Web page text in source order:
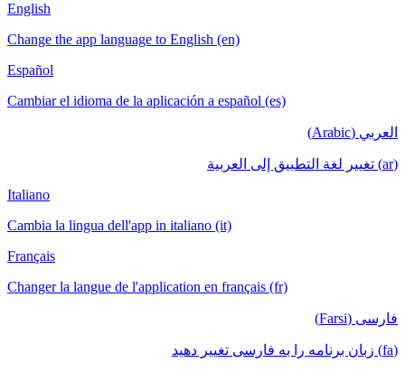
English
Change the app language to English (en)
Español
Cambiar el idioma de la aplicación a español (es)
العربي (Arabic)
(ar) تغيير لغة التطبيق إلى العربية
Italiano
Cambia la lingua dell'app in italiano (it)
Français
Changer la langue de l'application en français (fr)
فارسی (Farsi)
(fa) زبان برنامه را به فارسی تغییر دهید